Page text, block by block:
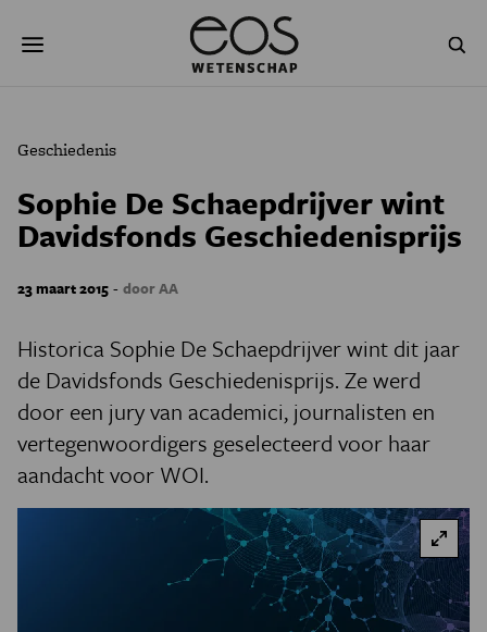
naar
NATUURWETENSCHAPPEN GESCHIEDENIS
PSYCHE & BREIN
PODCAST
JONGE UITDAGERS
Geschiedenis
Sophie De Schaepdrijver wint
Davidsfonds Geschiedenisprijs
23 maart 2015 - door AA
Historica Sophie De Schaepdrijver wint dit jaar
de Davidsfonds Geschiedenisprijs. Ze werd
door een jury van academici, journalisten en
vertegenwoordigers geselecteerd voor haar
aandacht voor WOI.